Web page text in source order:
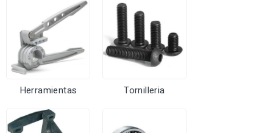
Herramientas Tornilleria